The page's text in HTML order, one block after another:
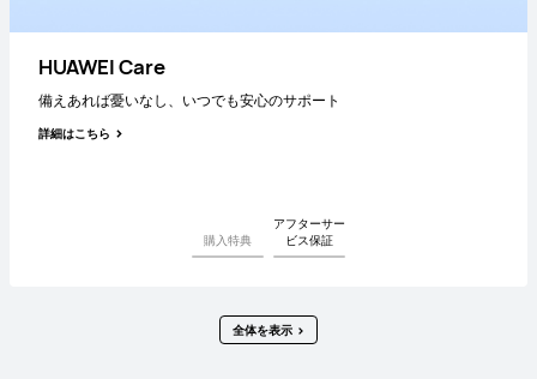
対象製品の特典をゲットしよう！
日本国内延長保証/イヤホン紛失サポート1年が最大2,980円相当お得に
詳細はこちら
HUAWEI Care
備えあれば憂いなし、いつでも安心のサポート
詳細はこちら
購入特典
アフターサー
ビス保証
全体を表示